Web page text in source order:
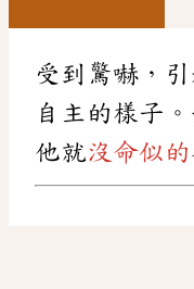
受到驚嚇，
自主的樣子
他就沒命似的